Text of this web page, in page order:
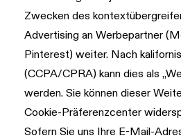
Zwecken des
Advertising an Werbepartner
Pinterest) weiter. Nach
(CCPA/CPRA) kann dies als
werden. Sie können dieser
Cookie-Präferenzcenter
Sofern Sie uns Ihre E-Mail-